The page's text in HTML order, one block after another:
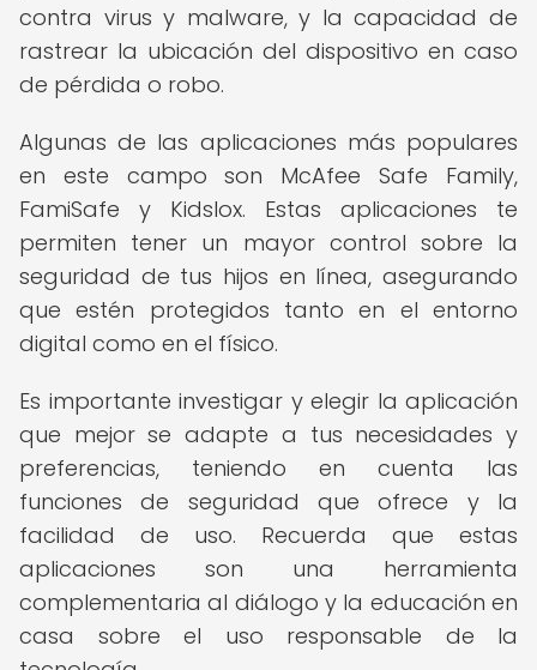
contra virus y malware, y la capacidad de
rastrear la ubicación del dispositivo en caso
de pérdida o robo.
Algunas de las aplicaciones más populares
en este campo son McAfee Safe Family,
FamiSafe y Kidslox. Estas aplicaciones te
permiten tener un mayor control sobre la
seguridad de tus hijos en línea, asegurando
que estén protegidos tanto en el entorno
digital como en el físico.
Es importante investigar y elegir la aplicación
que mejor se adapte a tus necesidades y
preferencias, teniendo en cuenta las
funciones de seguridad que ofrece y la
facilidad de uso. Recuerda que estas
aplicaciones son una herramienta
complementaria al diálogo y la educación en
casa sobre el uso responsable de la